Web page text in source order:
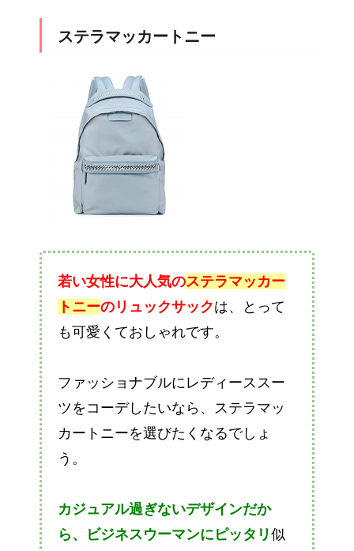
ステラマッカートニー
若い女性に大人気のステラマッカー
トニーのリュックサックは、とって
も可愛くておしゃれです。
ファッショナブルにレディーススー
ツをコーデしたいなら、ステラマッ
カートニーを選びたくなるでしょ
う。
カジュアル過ぎないデザインだか
ら、ビジネスウーマンにピッタリ 似